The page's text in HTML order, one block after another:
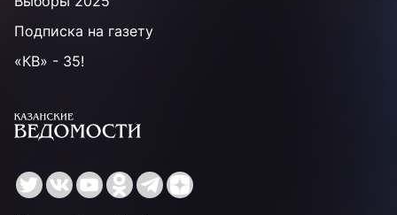
Подписка на газету
«КВ» - 35!